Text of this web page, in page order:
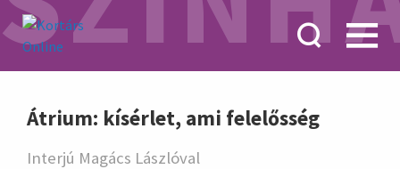
hirdetés
Átrium: kísérlet, ami felelősség
Interjú Magács Lászlóval